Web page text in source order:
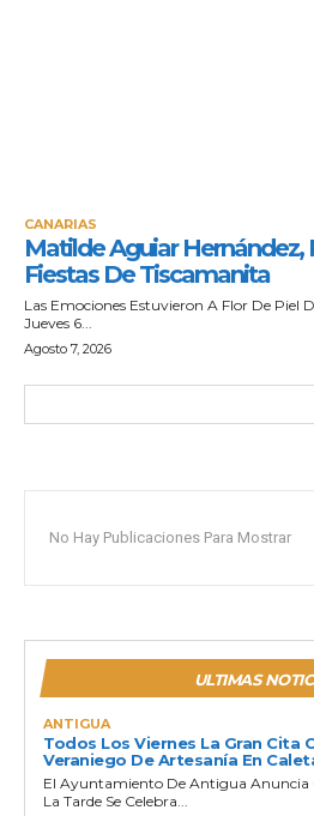
CANARIAS
Matilde Aguiar Hernández,
Fiestas De Tiscamanita
Las Emociones Estuvieron A Flor De Piel
Jueves 6...
Agosto 7, 2026
No Hay Publicaciones Para Mostrar
ULTIMAS
ANTIGUA
Todos Los Viernes La Gran Cita
Veraniego De Artesanía En
El Ayuntamiento De Antigua Anuncia
La Tarde Se Celebra...